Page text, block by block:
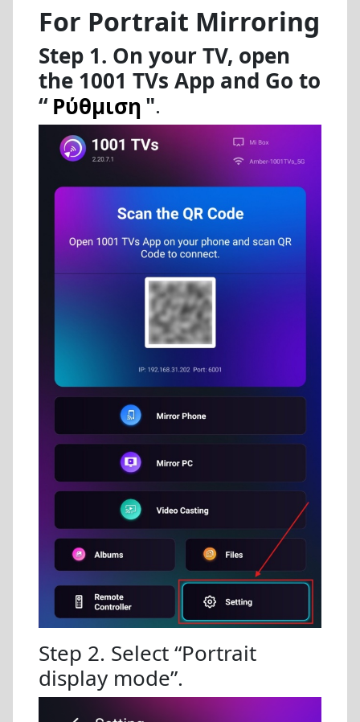
For Portrait Mirroring
Step 1. On your TV, open
the 1001 TVs App and Go to
“Ρύθμιση".
Step 2. Select “Portrait
display mode”.